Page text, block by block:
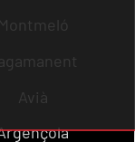
Montmeló
Avià